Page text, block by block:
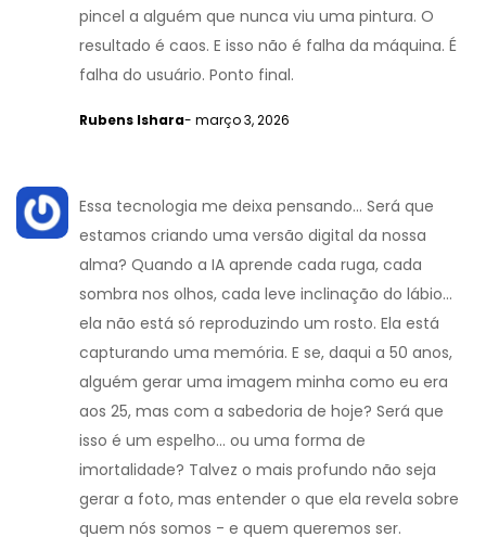
pincel a alguém que nunca viu uma pintura. O
resultado é caos. E isso não é falha da máquina. É
falha do usuário. Ponto final.
Rubens Ishara- março 3, 2026
Essa tecnologia me deixa pensando... Será que
estamos criando uma versão digital da nossa
alma? Quando a IA aprende cada ruga, cada
sombra nos olhos, cada leve inclinação do lábio...
ela não está só reproduzindo um rosto. Ela está
capturando uma memória. E se, daqui a 50 anos,
alguém gerar uma imagem minha como eu era
aos 25, mas com a sabedoria de hoje? Será que
isso é um espelho... ou uma forma de
imortalidade? Talvez o mais profundo não seja
gerar a foto, mas entender o que ela revela sobre
quem nós somos - e quem queremos ser.